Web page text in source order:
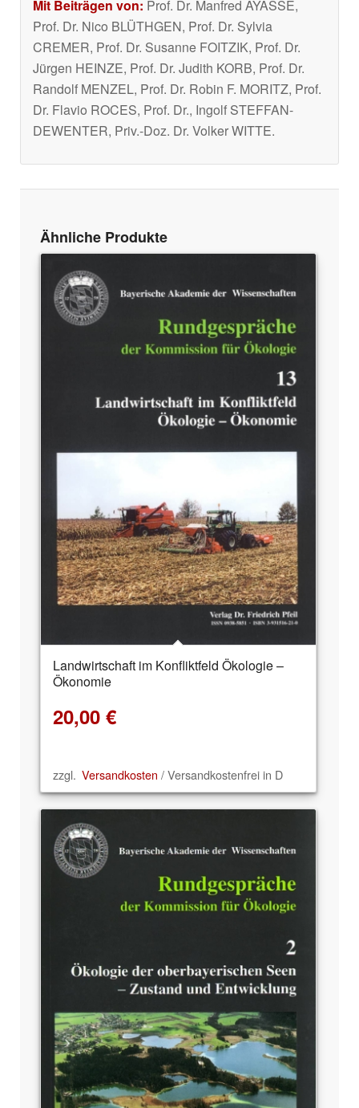
Mit Beiträgen von: Prof. Dr. Manfred AYASSE,
Prof. Dr. Nico BLÜTHGEN, Prof. Dr. Sylvia
CREMER, Prof. Dr. Susanne FOITZIK, Prof. Dr.
Jürgen HEINZE, Prof. Dr. Judith KORB, Prof. Dr.
Randolf MENZEL, Prof. Dr. Robin F. MORITZ, Prof.
Dr. Flavio ROCES, Prof. Dr., Ingolf STEFFAN-
DEWENTER, Priv.-Doz. Dr. Volker WITTE.
Ähnliche Produkte
Landwirtschaft im Konfliktfeld Ökologie –
Ökonomie
20,00 €
zzgl. Versandkosten / Versandkostenfrei in D